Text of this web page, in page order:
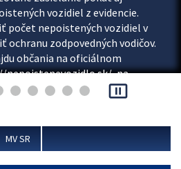
vozidiel z evidencie.
počet nepoistených vozidiel v
ochranu zodpovedných vodičov.
občania na oficiálnom
, na
aj možnosť overiť si...
pause_presentation
MV SR